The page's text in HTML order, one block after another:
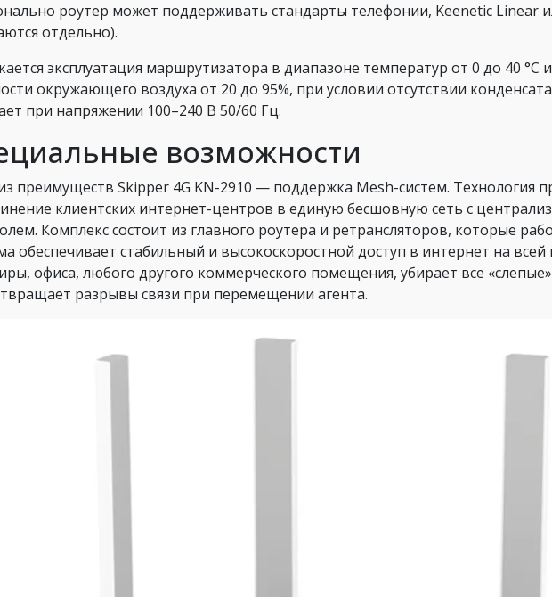
роутер может поддерживать стандарты телефонии, Keenetic Linear
отдельно).
эксплуатация маршрутизатора в диапазоне температур от 0 до 40 °С
окружающего воздуха от 20 до 95%, при условии отсутствии
при напряжении 100–240 В 50/60 Гц.
возможности
преимуществ Skipper 4G KN-2910 — поддержка Mesh-систем. Технология
клиентских интернет-центров в единую бесшовную сеть с
Комплекс состоит из главного роутера и ретрансляторов, которые
обеспечивает стабильный и высокоскоростной доступ в интернет на
офиса, любого другого коммерческого помещения, убирает все
разрывы связи при перемещении агента.